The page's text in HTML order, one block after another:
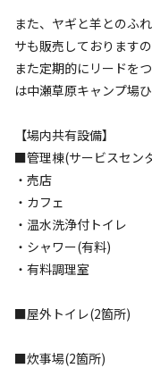
また、ヤギと羊とのふ
サも販売しております
また定期的にリードを
は中瀬草原キャンプ場
【場内共有設備】
■管理棟(サービスセン
・売店
・カフェ
・温水洗浄付トイレ
・シャワー(有料)
・有料調理室
■屋外トイレ(2箇所)
■炊事場(2箇所)
キャンペーン
宿泊 日帰り
チェックイン